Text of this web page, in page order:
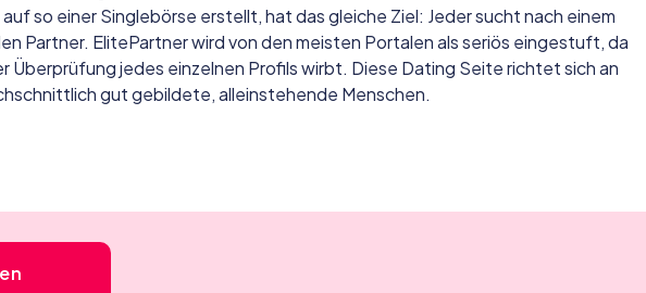
auf so einer Singlebörse erstellt, hat das gleiche Ziel: Jeder sucht nach einem
Partner. ElitePartner wird von den meisten Portalen als seriös eingestuft, da
Überprüfung jedes einzelnen Profils wirbt. Diese Dating Seite richtet sich an
gut gebildete, alleinstehende Menschen.